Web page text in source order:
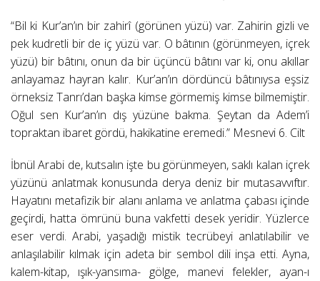
“Bil ki Kur’an’ın bir zahirî (görünen yüzü) var. Zahirin gizli ve
pek kudretli bir de iç yüzü var. O bâtının (görünmeyen, içrek
yüzü) bir bâtını, onun da bir üçüncü bâtını var ki, onu akıllar
anlayamaz hayran kalır. Kur’an’ın dördüncü bâtınıysa eşsiz
örneksiz Tanrı’dan başka kimse görmemiş kimse bilmemiştir.
Oğul sen Kur’an’ın dış yüzüne bakma. Şeytan da Adem’i
topraktan ibaret gördü, hakikatine eremedi.” Mesnevi 6. Cilt
İbnül Arabi de, kutsalın işte bu görünmeyen, saklı kalan içrek
yüzünü anlatmak konusunda derya deniz bir mutasavvıftır.
Hayatını metafizik bir alanı anlama ve anlatma çabası içinde
geçirdi, hatta ömrünü buna vakfetti desek yeridir. Yüzlerce
eser verdi. Arabi, yaşadığı mistik tecrübeyi anlatılabilir ve
anlaşılabilir kılmak için adeta bir sembol dili inşa etti. Ayna,
kalem-kitap, ışık-yansıma- gölge, manevi felekler, ayan-ı